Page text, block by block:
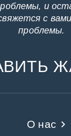
и
с
проблемы.
О нас